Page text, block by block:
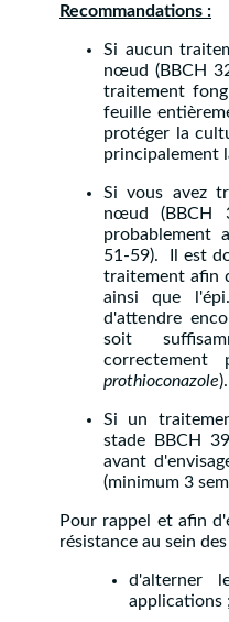
Recommandations :
Si aucun
nœud (BBCH
traitement
feuille
protéger la
principalement
Si vous avez
nœud (BBCH
probablement
51-59). Il est
traitement afin
ainsi que
d'attendre
soit
prothioconazole).
Si un
stade BBCH
avant
(minimum 3
Pour rappel et afin
résistance au sein
d'alterner
applications ;